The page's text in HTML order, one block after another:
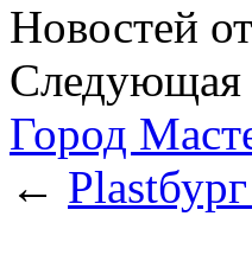
Новостей
Следующая
Город
←